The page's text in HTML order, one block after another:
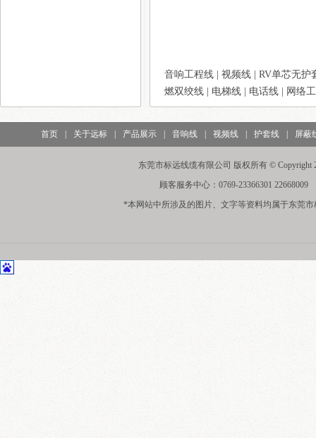
音响工程线 视频线
RV单芯无护
燃双绞线
电梯线 电话线 网络
首页 关于远标 产品展示 音响线 视频线 护套线 屏蔽
东莞市标远线缆有限公司 版权所有 © Copyright
顾客服务中心：0769-23366301 22668009
*本网站中所涉及的图片、文字等资料均属于东莞